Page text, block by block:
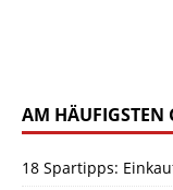
AM HÄUFIGSTEN
18 Spartipps: